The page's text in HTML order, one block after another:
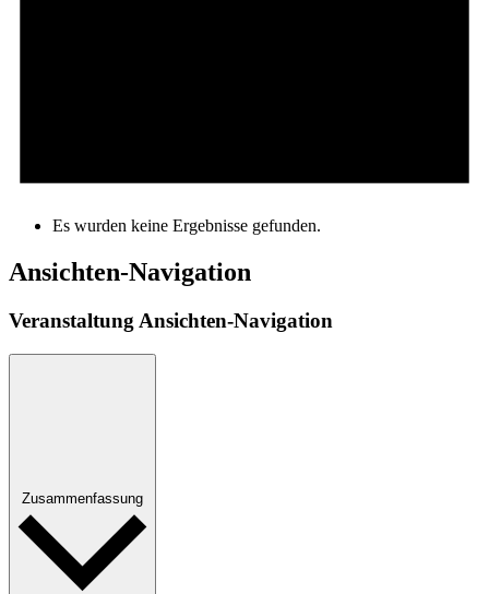
Es wurden keine Ergebnisse gefunden.
Ansichten-Navigation
Veranstaltung Ansichten-Navigation
Zusammenfassung